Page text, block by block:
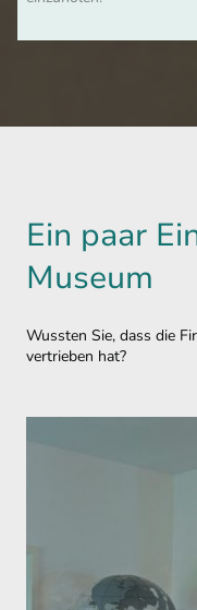
Ein paar
Museum
Wussten Sie, dass die
vertrieben hat?